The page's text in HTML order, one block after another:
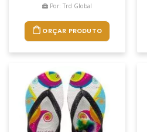
Por: Trd Global
ORÇAR PRODUTO